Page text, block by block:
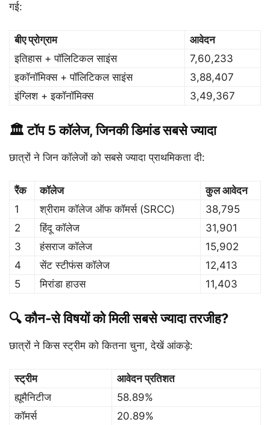
गई:
बीए प्रोग्राम
आवेदन
इतिहास + पॉलिटिकल साइंस
7,60,233
इकॉनॉमिक्स + पॉलिटिकल साइंस
3,88,407
इंग्लिश + इकॉनॉमिक्स
3,49,367
🏛️ टॉप 5 कॉलेज, जिनकी डिमांड सबसे ज्यादा
छात्रों ने जिन कॉलेजों को सबसे ज्यादा प्राथमिकता दी:
रैंक कॉलेज
कुल आवेदन
1
श्रीराम कॉलेज ऑफ कॉमर्स (SRCC)
38,795
2
हिंदू कॉलेज
31,901
3
हंसराज कॉलेज
15,902
4
सेंट स्टीफंस कॉलेज
12,413
5
मिरांडा हाउस 11,403
🔍 कौन-से विषयों को मिली सबसे ज्यादा तरजीह?
छात्रों ने किस स्ट्रीम को कितना चुना, देखें आंकड़े:
स्ट्रीम
आवेदन प्रतिशत
ह्यूमैनिटीज
58.89%
कॉमर्स
20.89%